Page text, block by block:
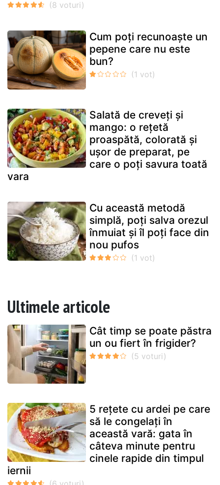
Cum poți recunoaște un
pepene care nu este
bun?
Salată de creveți și
mango: o rețetă
proaspătă, colorată și
ușor de preparat, pe
care o poți savura toată
vara
Cu această metodă
simplă, poți salva orezul
înmuiat și îl poți face din
nou pufos
Ultimele articole
Cât timp se poate păstra
un ou fiert în frigider?
5 rețete cu ardei pe care
să le congelați în
această vară: gata în
câteva minute pentru
cinele rapide din timpul
iernii